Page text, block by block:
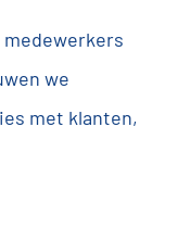
we
met klanten,